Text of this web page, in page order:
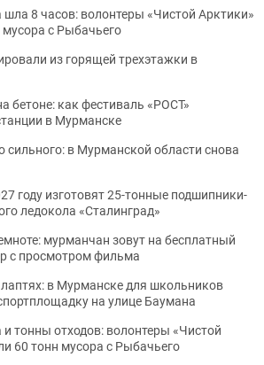
шла 8 часов: волонтеры «Чистой Арктики»
с Рыбачьего
из горящей трехэтажки в
бетоне: как фестиваль «РОСТ»
в Мурманске
сильного: в Мурманской области снова
году изготовят 25-тонные подшипники-
ледокола «Сталинград»
мурманчан зовут на бесплатный
с просмотром фильма
лаптях: в Мурманске для школьников
на улице Баумана
и тонны отходов: волонтеры «Чистой
60 тонн мусора с Рыбачьего